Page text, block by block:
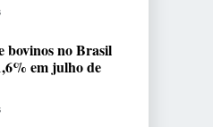
bovinos no Brasil
em julho de